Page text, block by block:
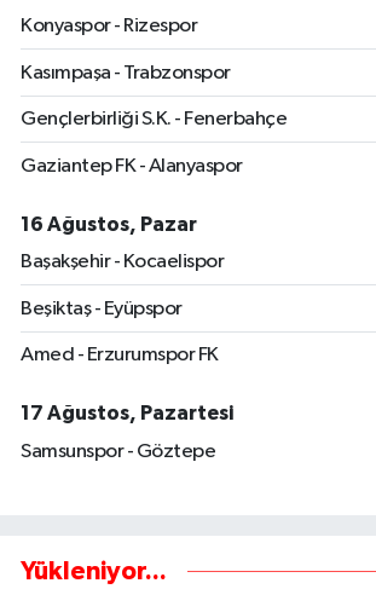
Konyaspor - Rizespor
Kasımpaşa - Trabzonspor
Gençlerbirliği S.K. - Fenerbahçe
Gaziantep FK - Alanyaspor
16 Ağustos, Pazar
Başakşehir - Kocaelispor
Beşiktaş - Eyüpspor
Amed - Erzurumspor FK
17 Ağustos, Pazartesi
Samsunspor - Göztepe
Yükleniyor...